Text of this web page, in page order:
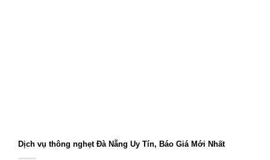
Dịch vụ thông nghẹt Đà Nẵng Uy Tín, Báo Giá Mới Nhất